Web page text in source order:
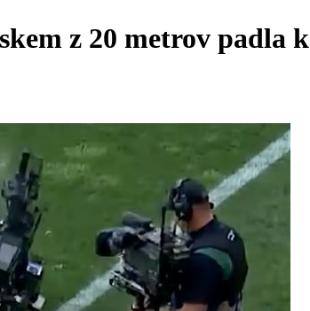
z 20 metrov padla